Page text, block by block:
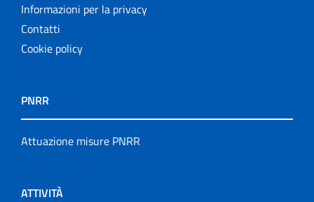
Informazioni per la privacy
Contatti
Cookie policy
PNRR
Attuazione misure PNRR
ATTIVITÀ